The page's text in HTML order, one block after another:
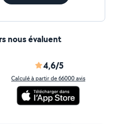
nous évaluent
4,6/5
Calculé à partir de 66000 avis